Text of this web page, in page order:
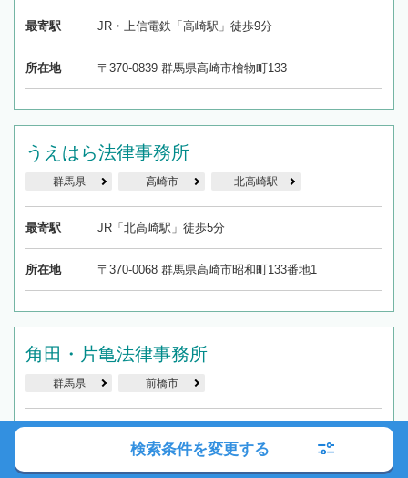
最寄駅 JR・上信電鉄「高崎駅」徒歩9分
所在地 〒370-0839 群馬県高崎市檜物町133
うえはら法律事務所
群馬県 高崎市 北高崎駅
最寄駅 JR「北高崎駅」徒歩5分
所在地 〒370-0068 群馬県高崎市昭和町133番地1
角田・片亀法律事務所
群馬県 前橋市
最寄駅 上毛電鉄「中央前橋駅」徒歩18分
所在地 〒371-0026 群馬県前橋市大手町3-1-10 群馬県教育会
検索条件を変更する